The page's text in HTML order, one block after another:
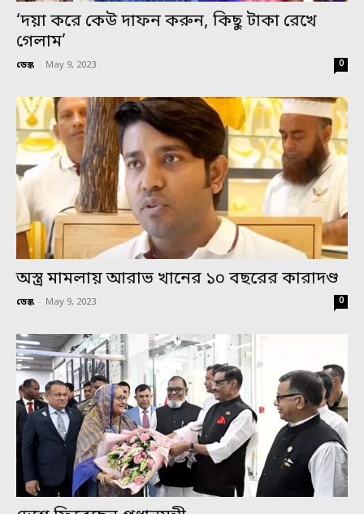
‘দয়া করে কেউ দাফন করুন, কিছু টাকা রেখে
গেলাম’
ডেস্ক - May 9, 2023 0
অস্ত্র মামলায় আরাভ খানের ১০ বছরের কারাদণ্ড
ডেস্ক - May 9, 2023 0